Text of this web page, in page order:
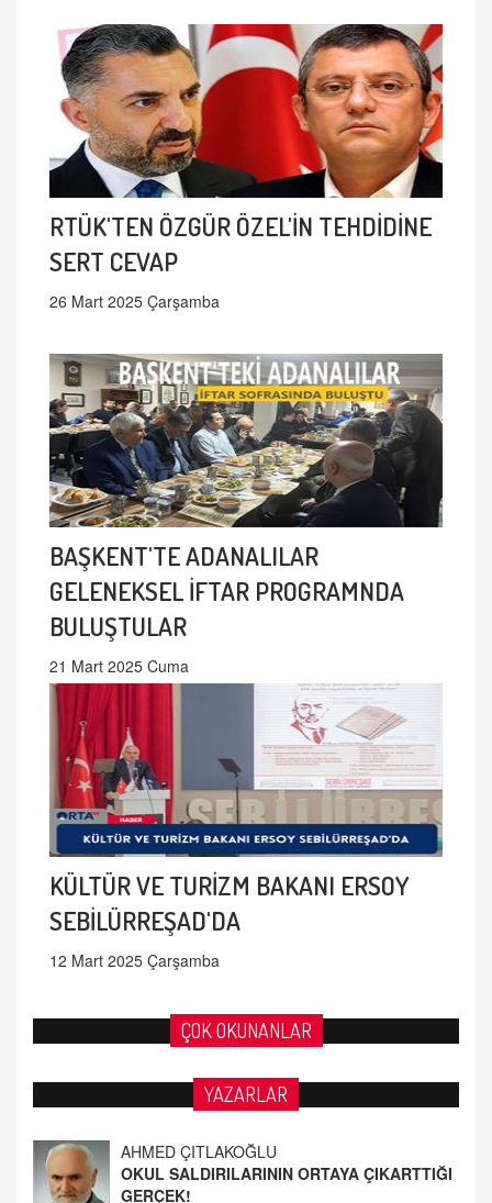
RTÜK'TEN ÖZGÜR ÖZEL'İN TEHDİDİNE
SERT CEVAP
26 Mart 2025 Çarşamba
BAŞKENT'TE ADANALILAR
GELENEKSEL İFTAR PROGRAMNDA
BULUŞTULAR
21 Mart 2025 Cuma
KÜLTÜR VE TURİZM BAKANI ERSOY
SEBİLÜRREŞAD'DA
12 Mart 2025 Çarşamba
ÇOK OKUNANLAR
YAZARLAR
OKUL SALDIRILARININ ORTAYA ÇIKARTTIĞI
GERÇEK!